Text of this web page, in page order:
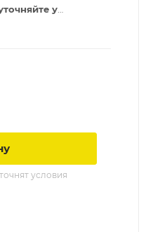
у
условия